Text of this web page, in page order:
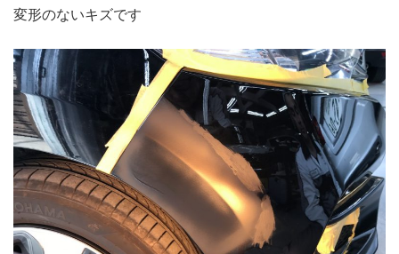
変形のないキズです